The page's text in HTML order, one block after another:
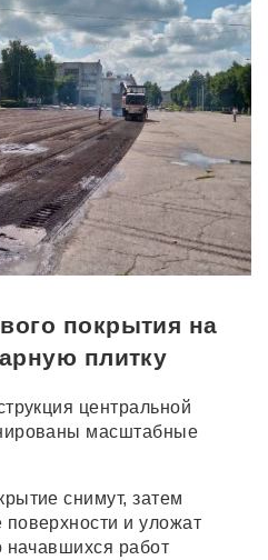
покрытия на
плитку
центральной
масштабные
снимут, затем
и уложат
начавшихся работ